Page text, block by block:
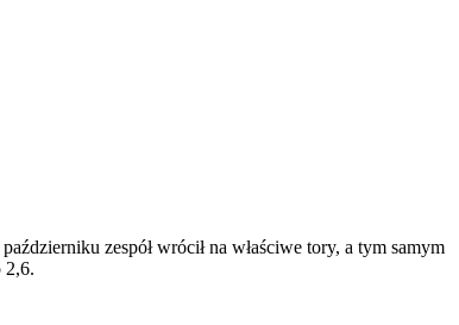
zespół wrócił na właściwe tory, a tym samym
2,6.